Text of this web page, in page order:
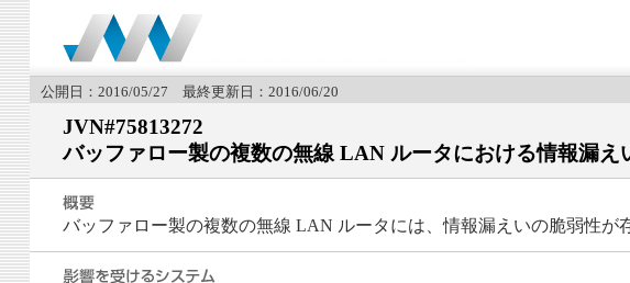
公開日：2016/05/27 最終更新日：2016/06/20
JVN#75813272
バッファロー製の複数の無線 LAN ルータにおける情報漏え
バッファロー製の複数の無線 LAN ルータには、情報漏えいの脆弱性が